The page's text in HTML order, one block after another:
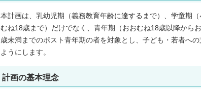
本計画は、乳幼児期（義務教育年齢に達するまで）、学童期
むね18歳まで）だけでなく、青年期（おおむね18歳以降から
歳未満までのポスト青年期の者を対象とし、子ども・若者へ
ようにします。
計画の基本理念